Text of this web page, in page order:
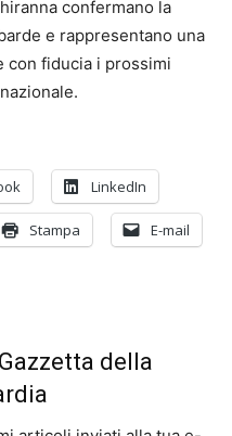
confermano la
e rappresentano una
con fiducia i prossimi
LinkedIn
Stampa E-mail
della